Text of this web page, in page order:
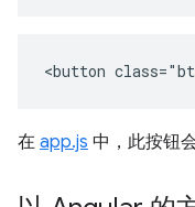
在 app.js 中，此按钮